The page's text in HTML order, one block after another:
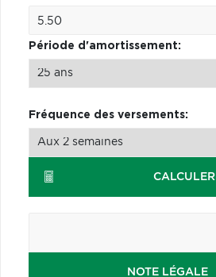
Période d'amortissement:
Fréquence des versements:
CALCULER
NOTE LÉGALE